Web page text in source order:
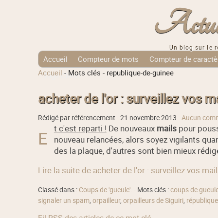
Un blog sur le
Accueil Compteur de mots Compteur de
Tags Cloud
Accueil - Mots clés - republique-de-guinee
acheter de l'or : surveillez vos
Rédigé par référencement -21 novembre 2013 -Aucun
E t c'est reparti ! De nouveaux mailspour
nouveau relancées, alors soyez vigilants
des la plaque, d'autres sont bien mieux
Lire la suite de acheter de l'or : surveillez vos
Classé dans : Coups de 'gueule'. - Mots clés :coups de
signaler un spam, orpailleur, orpailleurs de Siguiri,